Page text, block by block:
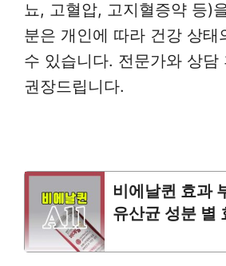
뇨, 고혈압, 고지혈증약 등)
분은 개인에 따라 건강 상태
수 있습니다. 전문가와 상담
권장드립니다.
비에날퀸 효과
유산균 성분 별